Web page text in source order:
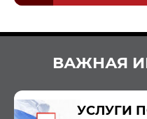
ВАЖНАЯ
УСЛУГИ